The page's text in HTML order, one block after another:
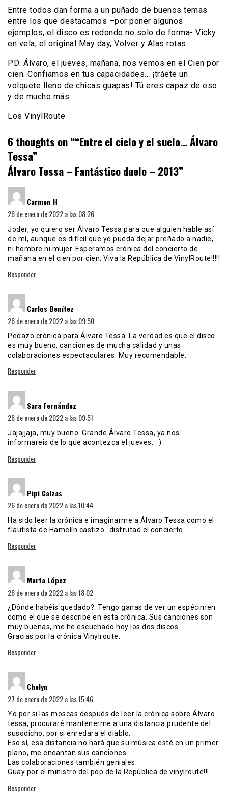
Entre todos dan forma a un puñado de buenos temas
entre los que destacamos –por poner algunos
ejemplos, el disco es redondo no solo de forma- Vicky
en vela, el original May day, Volver y Alas rotas.
PD: Álvaro, el jueves, mañana, nos vemos en el Cien por
cien. Confiamos en tus capacidades… ¡tráete un
volquete lleno de chicas guapas! Tú eres capaz de eso
y de mucho más.
Los VinylRoute
6 thoughts on ““Entre el cielo y el suelo… Álvaro
Tessa”
Álvaro Tessa – Fantástico duelo – 2013”
Carmen H
26 de enero de 2022 a las 08:26
Joder, yo quiero ser Álvaro Tessa para que alguien hable así
de mí, aunque es difícil que yo pueda dejar preñado a nadie,
ni hombre ni mujer. Esperamos crónica del concierto de
mañana en el cien por cien. Viva la República de VinylRoute!!!!!
Responder
Carlos Benítez
26 de enero de 2022 a las 09:50
Pedazo crónica para Álvaro Tessa. La verdad es que el disco
es muy bueno, canciones de mucha calidad y unas
colaboraciones espectaculares. Muy recomendable.
Responder
Sara Fernández
26 de enero de 2022 a las 09:51
Jajajjaja, muy bueno. Grande Álvaro Tessa, ya nos
informareis de lo que acontezca el jueves. : )
Responder
Pipi Calzas
26 de enero de 2022 a las 10:44
Ha sido leer la crónica e imaginarme a Álvaro Tessa como el
flautista de Hamelín castizo…disfrutad el concierto
Responder
Marta López
26 de enero de 2022 a las 18:02
¿Dónde habéis quedado?. Tengo ganas de ver un espécimen
como el que se describe en esta crónica. Sus canciones son
muy buenas, me he escuchado hoy los dos discos.
Gracias por la crónica Vinylroute.
Responder
Chelyn
27 de enero de 2022 a las 15:46
Yo por si las moscas después de leer la crónica sobre Álvaro
tessa, procuraré mantenerme a una distancia prudente del
susodicho, por si enredara el diablo.
Eso sí, esa distancia no hará que su música esté en un primer
plano, me encantan sus canciones.
Las colaboraciones también geniales.
Guay por el ministro del pop de la República de vinylroute!!!
Responder